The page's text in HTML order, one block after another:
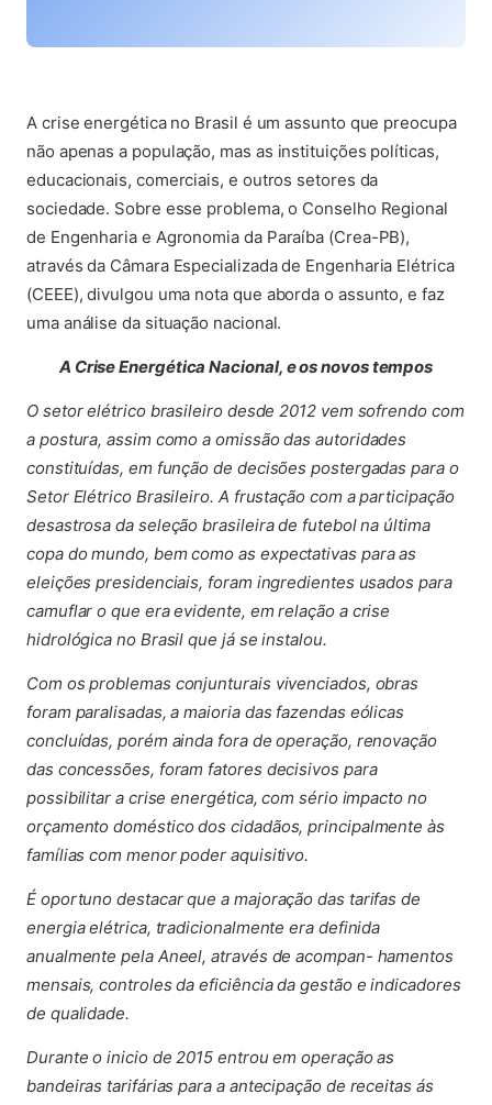
(abre em nova aba)
A crise energética no Brasil é um assunto que preocupa
não apenas a população, mas as instituições políticas,
educacionais, comerciais, e outros setores da
sociedade. Sobre esse problema, o Conselho Regional
de Engenharia e Agronomia da Paraíba (Crea-PB),
através da Câmara Especializada de Engenharia Elétrica
(CEEE), divulgou uma nota que aborda o assunto, e faz
uma análise da situação nacional.
A Crise Energética Nacional, e os novos tempos
O setor elétrico brasileiro desde 2012 vem sofrendo com
a postura, assim como a omissão das autoridades
constituídas, em função de decisões postergadas para o
Setor Elétrico Brasileiro. A frustação com a participação
desastrosa da seleção brasileira de futebol na última
copa do mundo, bem como as expectativas para as
eleições presidenciais, foram ingredientes usados para
camuflar o que era evidente, em relação a crise
hidrológica no Brasil que já se instalou.
Com os problemas conjunturais vivenciados, obras
foram paralisadas, a maioria das fazendas eólicas
concluídas, porém ainda fora de operação, renovação
das concessões, foram fatores decisivos para
possibilitar a crise energética, com sério impacto no
orçamento doméstico dos cidadãos, principalmente às
famílias com menor poder aquisitivo.
É oportuno destacar que a majoração das tarifas de
energia elétrica, tradicionalmente era definida
anualmente pela Aneel, através de acompan- hamentos
mensais, controles da eficiência da gestão e indicadores
de qualidade.
Durante o inicio de 2015 entrou em operação as
bandeiras tarifárias para a antecipação de receitas ás